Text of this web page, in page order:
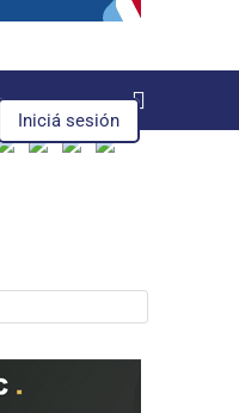
Iniciá sesión